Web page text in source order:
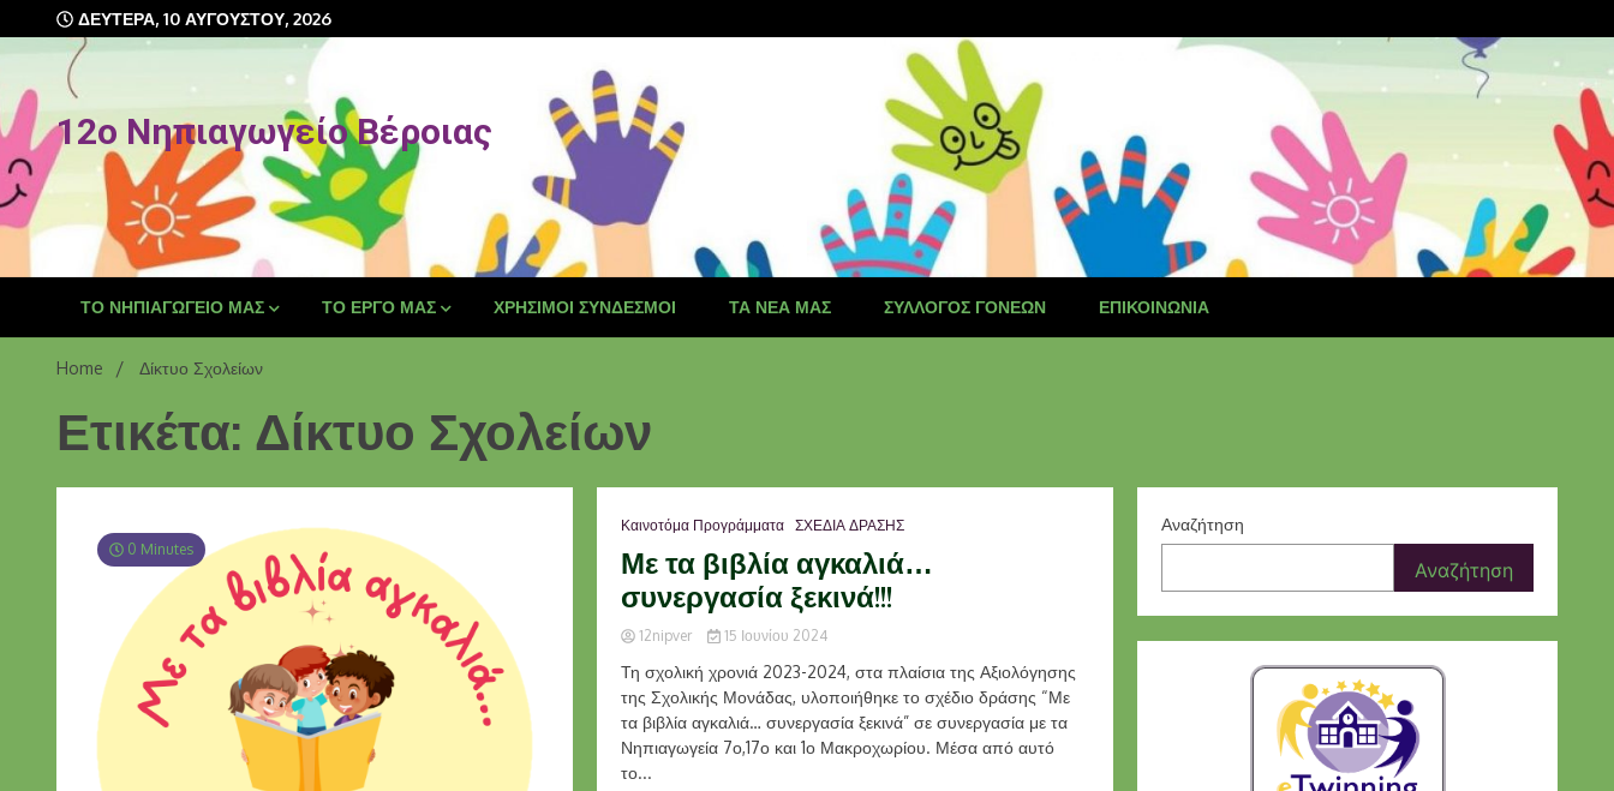
to
ΔΕΥΤΈΡΑ, 10 ΑΥΓΟΎΣΤΟΥ, 2026
12o Νηπιαγωγείο Βέροιας
ΤΟ ΝΗΠΙΑΓΩΓΕΊΟ ΜΑΣ ΤΟ ΈΡΓΟ ΜΑΣ ΧΡΉΣΙΜΟΙ ΣΎΝΔΕΣΜΟΙ ΤΑ ΝΈΑ ΜΑΣ ΣΎΛΛΟΓΟΣ ΓΟΝΈΩΝ ΕΠΙΚΟΙΝΩΝΊΑ
Home Δίκτυο Σχολείων
Ετικέτα: Δίκτυο Σχολείων
0 Minutes
Καινοτόμα Προγράμματα ΣΧΕΔΙΑ ΔΡΑΣΗΣ
Με τα βιβλία αγκαλιά…
συνεργασία ξεκινά!!!
12nipver 15 Ιουνίου 2024
Τη σχολική χρονιά 2023-2024, στα πλαίσια της Αξιολόγησης
της Σχολικής Μονάδας, υλοποιήθηκε το σχέδιο δράσης “Με
τα βιβλία αγκαλιά… συνεργασία ξεκινά” σε συνεργασία με τα
Νηπιαγωγεία 7ο,17ο και 1ο Μακροχωρίου. Μέσα από αυτό
το...
Αναζήτηση
Αναζήτηση